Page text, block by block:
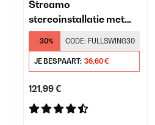
Streamo
stereoinstallatie met
internetradio
-30% CODE: FULLSWING30
JE BESPAART: 36,60 €
121,99 €